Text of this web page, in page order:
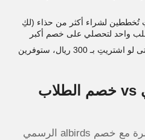
تُخططين لشراء أكثر من حذاء (لكِ
طلب واحد لتحصلي على خصم أكبر
تذكري: لا حد أدنى للطلب – حتى لو اشتريتِ بـ 300 ريال، ستوفرين
مقارنة: الكود الحالي vs خصم الطلاب
لنضع كودنا في مواجهة مباشرة مع خصم albirds الرسمي